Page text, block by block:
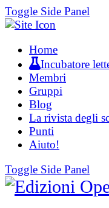
Toggle Side Panel
Home
Incubatore
Membri
Gruppi
Blog
La rivista degli
Punti
Aiuto!
Toggle Side Panel